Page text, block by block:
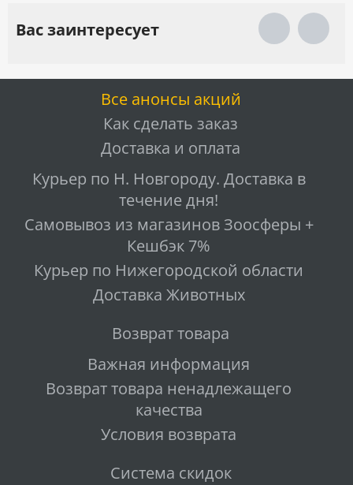
Вас заинтересует
Все анонсы акций
Как сделать заказ
Доставка и оплата
Курьер по Н. Новгороду. Доставка в
течение дня!
Самовывоз из магазинов Зоосферы +
Кешбэк 7%
Курьер по Нижегородской области
Доставка Животных
Возврат товара
Важная информация
Возврат товара ненадлежащего
качества
Условия возврата
Система скидок